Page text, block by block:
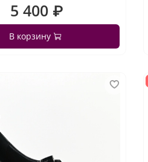
5 400 ₽
В корзину